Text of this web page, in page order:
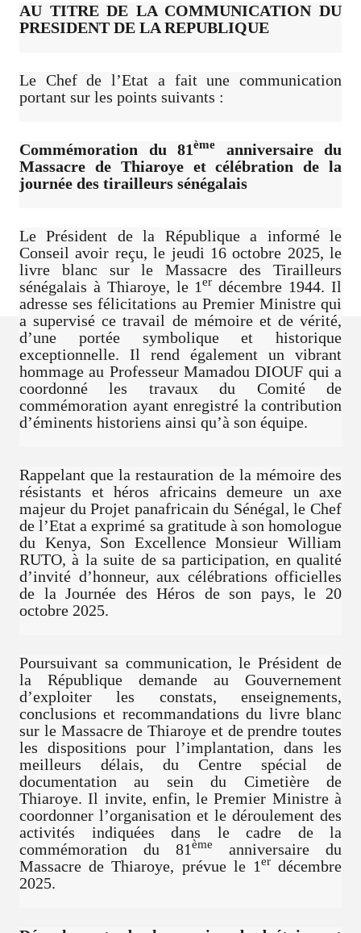
AU TITRE DE LA COMMUNICATION DU
PRESIDENT DE LA REPUBLIQUE
Le Chef de l’Etat a fait une communication
portant sur les points suivants :
Commémoration du 81ème
anniversaire du
Massacre de Thiaroye et célébration de la
journée des tirailleurs sénégalais
Le Président de la République a informé le
Conseil avoir reçu, le jeudi 16 octobre 2025, le
livre blanc sur le Massacre des Tirailleurs
sénégalais à Thiaroye, le 1er décembre 1944. Il
adresse ses félicitations au Premier Ministre qui
a supervisé ce travail de mémoire et de vérité,
d’une portée symbolique et historique
exceptionnelle. Il rend également un vibrant
hommage au Professeur Mamadou DIOUF qui a
coordonné les travaux du Comité de
commémoration ayant enregistré la contribution
d’éminents historiens ainsi qu’à son équipe.
Rappelant que la restauration de la mémoire des
résistants et héros africains demeure un axe
majeur du Projet panafricain du Sénégal, le Chef
de l’Etat a exprimé sa gratitude à son homologue
du Kenya, Son Excellence Monsieur William
RUTO, à la suite de sa participation, en qualité
d’invité d’honneur, aux célébrations officielles
de la Journée des Héros de son pays, le 20
octobre 2025.
Poursuivant sa communication, le Président de
la République demande au Gouvernement
d’exploiter les constats, enseignements,
conclusions et recommandations du livre blanc
sur le Massacre de Thiaroye et de prendre toutes
les dispositions pour l’implantation, dans les
meilleurs délais, du Centre spécial de
documentation au sein du Cimetière de
Thiaroye. Il invite, enfin, le Premier Ministre à
coordonner l’organisation et le déroulement des
activités indiquées dans le cadre de la
commémoration du 81ème
anniversaire du
Massacre de Thiaroye, prévue le 1erdécembre
2025.